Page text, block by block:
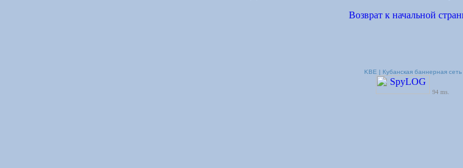
Возврат к начальной
KBE | Кубанская баннерная сеть
94 ms.